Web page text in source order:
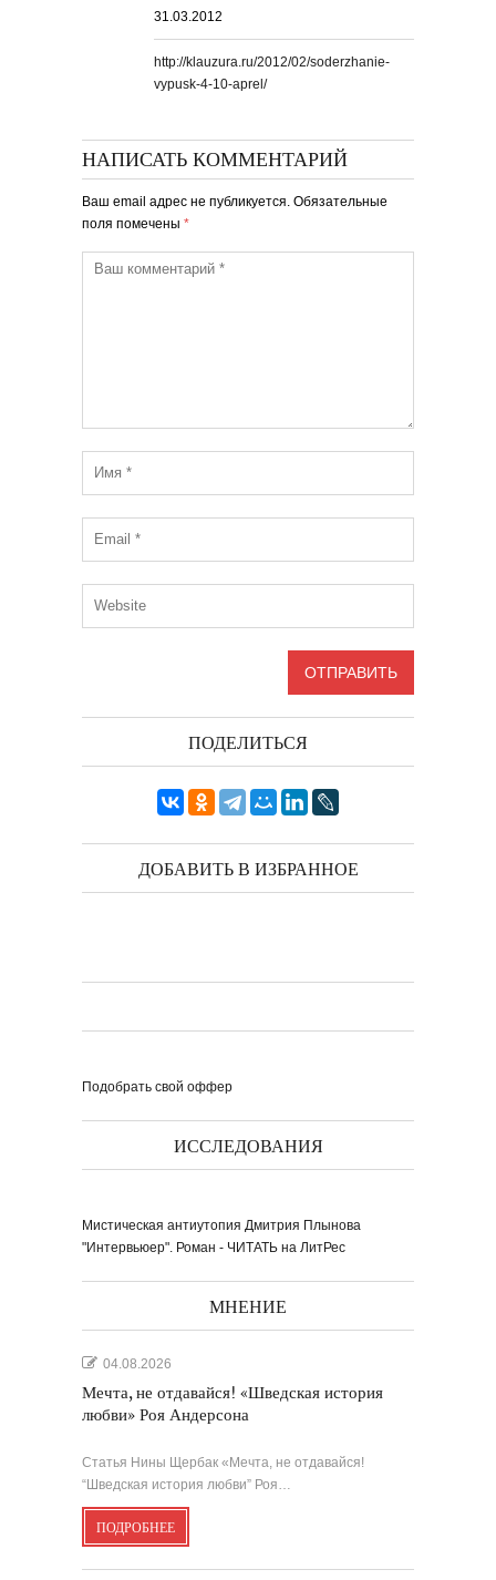
31.03.2012
http://klauzura.ru/2012/02/soderzhanie-
vypusk-4-10-aprel/
НАПИСАТЬ КОММЕНТАРИЙ
Ваш email адрес не публикуется. Обязательные
поля помечены *
ПОДЕЛИТЬСЯ
ДОБАВИТЬ В ИЗБРАННОЕ
Подобрать свой оффер
ИССЛЕДОВАНИЯ
Мистическая антиутопия Дмитрия Плынова
"Интервьюер". Роман - ЧИТАТЬ на ЛитРес
МНЕНИЕ
04.08.2026
Мечта, не отдавайся! «Шведская история
любви» Роя Андерсона
Статья Нины Щербак «Мечта, не отдавайся!
“Шведская история любви” Роя…
ПОДРОБНЕЕ